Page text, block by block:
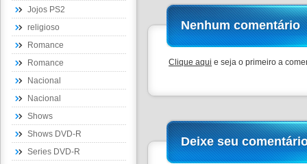
Jojos PS2
religioso
Romance
Romance
Nacional
Nacional
Shows
Shows DVD-R
Series DVD-R
Nenhum comentário
Clique aqui e seja o primeiro a
Deixe seu